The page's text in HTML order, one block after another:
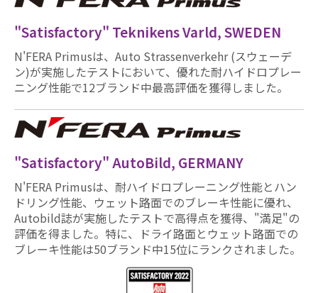
"Satisfactory" Teknikens Varld, SWEDEN
N'FERA Primusは、Auto Strassenverkehr (スウェーデ
ン)が実施したテストにおいて、優れた耐ハイドロプレー
ニング性能で12ブランド中最高評価を獲得しました。
"Satisfactory" AutoBild, GERMANY
N'FERA Primusは、耐ハイドロプレーニング性能とハン
ドリング性能、ウェット路面でのブレーキ性能に優れ、
Autobild誌が実施したテストで高得点を獲得、"満足"の
評価を得ました。特に、ドライ路面とウェット路面での
ブレーキ性能は50ブランド中15位にランクされました。